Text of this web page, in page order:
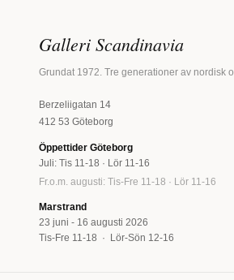
Galleri Scandinavia
Grundat 1972. Tre generationer av nordisk
Berzeliigatan 14
412 53 Göteborg
Öppettider Göteborg
Juli: Tis 11-18 · Lör 11-16
Fr.o.m. augusti: Tis-Fre 11-18 · Lör 11-16
Marstrand
23 juni - 16 augusti 2026
Tis-Fre 11-18 · Lör-Sön 12-16